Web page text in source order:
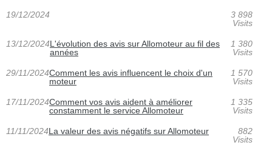
19/12/2024
3 898
Visits
13/12/2024L'évolution des avis sur Allomoteur au fil des
années
1 380
Visits
29/11/2024Comment les avis influencent le choix d'un
moteur
1 570
Visits
17/11/2024Comment vos avis aident à améliorer
constamment le service Allomoteur
1 335
Visits
11/11/2024La valeur des avis négatifs sur Allomoteur
882
Visits